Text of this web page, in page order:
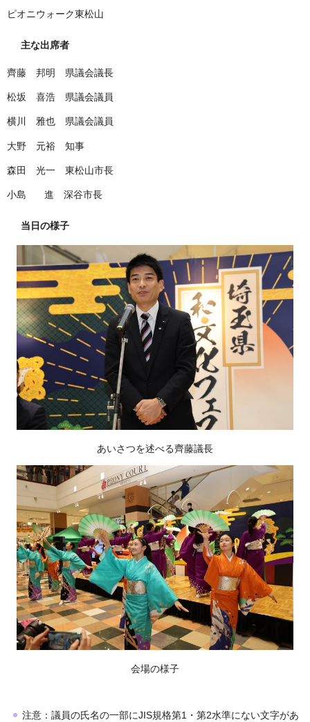
ピオニウォーク東松山
主な出席者
齊藤 邦明 県議会議長
松坂 喜浩 県議会議員
横川 雅也 県議会議員
大野 元裕 知事
森田 光一 東松山市長
小島 進 深谷市長
当日の様子
あいさつを述べる齊藤議長
会場の様子
注意：議員の氏名の一部にJIS規格第1・第2水準にない文字があ